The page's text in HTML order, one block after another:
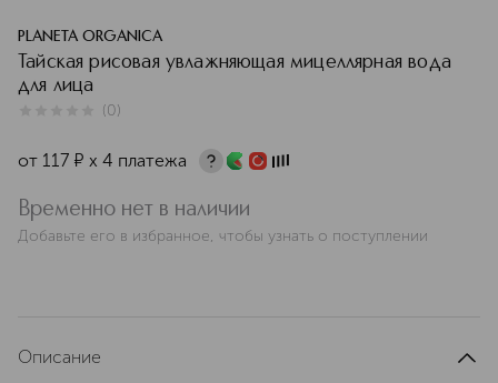
PLANETA ORGANICA
Тайская рисовая увлажняющая мицеллярная вода
для лица
(0)
от 117 ¤ х 4 платежа
Временно нет в наличии
Добавьте его в избранное, чтобы узнать о поступлении
Описание